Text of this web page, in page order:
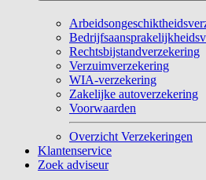
Rechtsbijstandverzekering
Verzuimverzekering
WIA-verzekering
Zakelijke autoverzekering
Voorwaarden
Overzicht Verzekeringen
Klantenservice
Zoek adviseur